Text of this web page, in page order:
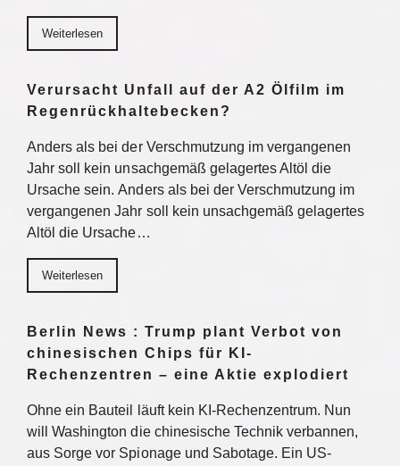
Weiterlesen
Verursacht Unfall auf der A2 Ölfilm im
Regenrückhaltebecken?
Anders als bei der Verschmutzung im vergangenen
Jahr soll kein unsachgemäß gelagertes Altöl die
Ursache sein. Anders als bei der Verschmutzung im
vergangenen Jahr soll kein unsachgemäß gelagertes
Altöl die Ursache…
Weiterlesen
Berlin News : Trump plant Verbot von
chinesischen Chips für KI-
Rechenzentren – eine Aktie explodiert
Ohne ein Bauteil läuft kein KI-Rechenzentrum. Nun
will Washington die chinesische Technik verbannen,
aus Sorge vor Spionage und Sabotage. Ein US-